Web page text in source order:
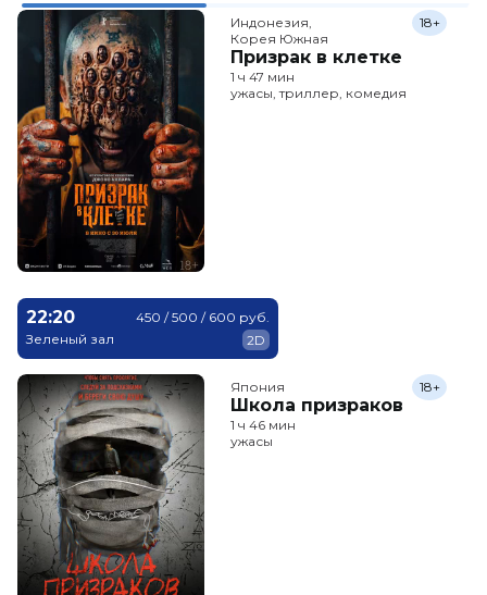
Индонезия,
Корея Южная
Призрак в клетке
18+
1 ч 47 мин
ужасы, триллер, комедия
22:20
Зеленый зал
450 / 500 / 600 руб.
2D
Япония
Школа призраков
18+
1 ч 46 мин
ужасы